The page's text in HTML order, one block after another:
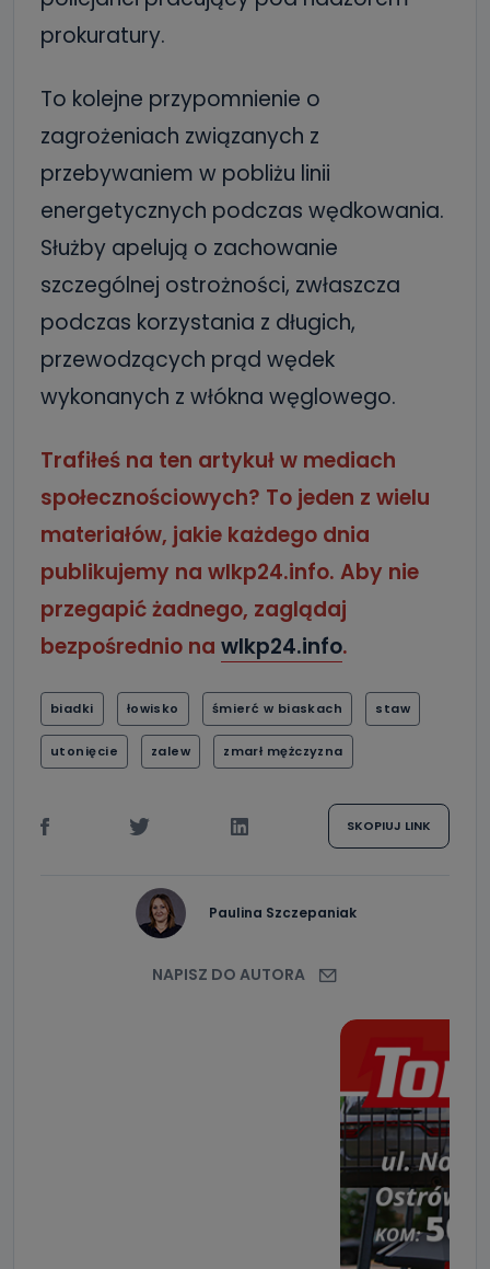
prokuratury.
To kolejne przypomnienie o
zagrożeniach związanych z
przebywaniem w pobliżu linii
energetycznych podczas wędkowania.
Służby apelują o zachowanie
szczególnej ostrożności, zwłaszcza
podczas korzystania z długich,
przewodzących prąd wędek
wykonanych z włókna węglowego.
Trafiłeś na ten artykuł w mediach
społecznościowych? To jeden z wielu
materiałów, jakie każdego dnia
publikujemy na wlkp24.info. Aby nie
przegapić żadnego, zaglądaj
bezpośrednio na wlkp24.info.
biadki łowisko śmierć w biaskach staw
utonięcie zalew zmarł mężczyzna
SKOPIUJ LINK
Paulina Szczepaniak
NAPISZ DO AUTORA